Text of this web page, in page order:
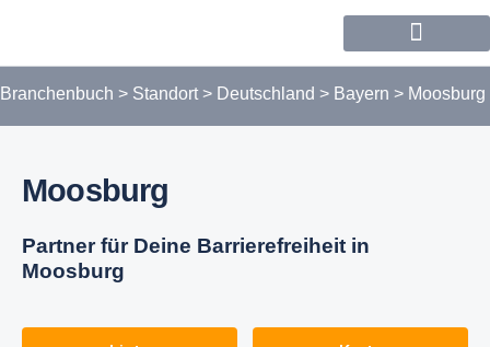
Branchenbuch > Standort > Deutschland > Bayern > Moosburg
Moosburg
Partner für Deine Barrierefreiheit in
Moosburg